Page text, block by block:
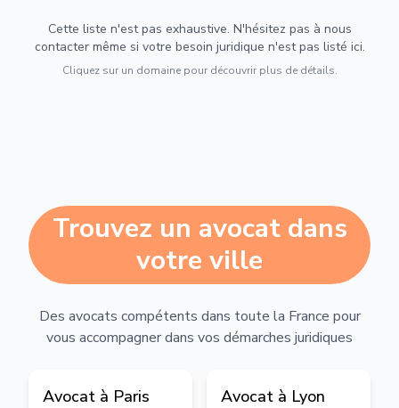
Cette liste n'est pas exhaustive. N'hésitez pas à nous
contacter même si votre besoin juridique n'est pas listé ici.
Cliquez sur un domaine pour découvrir plus de détails.
Trouvez un avocat dans
votre ville
Des avocats compétents dans toute la France pour
vous accompagner dans vos démarches juridiques
Avocat à Paris Avocat à Lyon